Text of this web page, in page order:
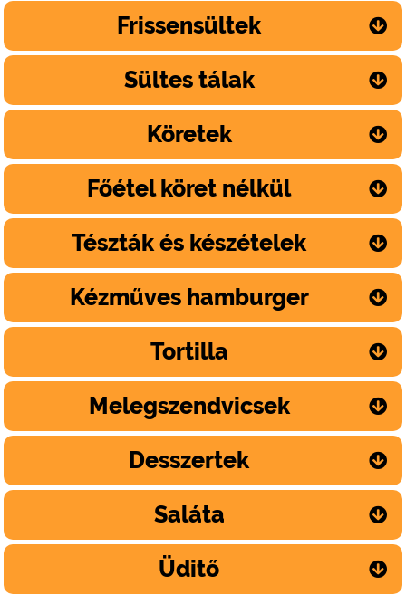
Frissensültek
Sültes tálak
Köretek
Főétel köret nélkül
Tészták és készételek
Kézműves hamburger
Tortilla
Melegszendvicsek
Desszertek
Saláta
Üditő